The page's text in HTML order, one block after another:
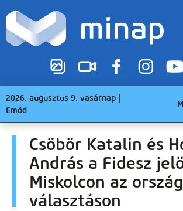
2026. augusztus 9. vasárnap |
Emőd
Csöbör Katalin és
András a Fidesz
Miskolcon az
választáson